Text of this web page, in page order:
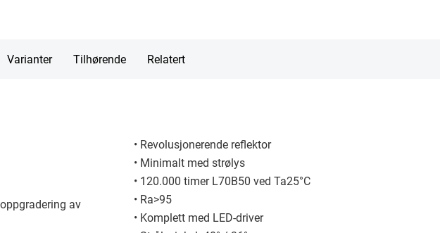
Varianter Tilhørende Relatert
av
• Revolusjonerende reflektor
• Minimalt med strølys
• 120.000 timer L70B50 ved Ta25°C
• Ra>95
• Komplett med LED-driver